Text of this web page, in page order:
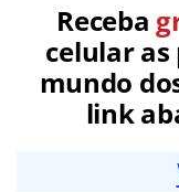
Receba
celular
mundo
link